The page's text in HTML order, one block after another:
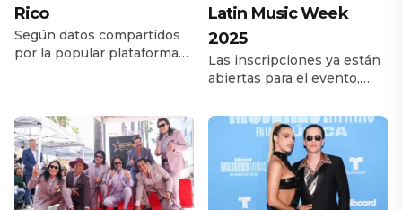
Rico
Según datos compartidos
por la popular plataforma
Ha pasado casi un mes
desde que Bad
Bunny inauguró su
histórica residencia No Me
Quiero Ir de Aquí en el
Latin Music Week
2025
Las inscripciones ya están
abiertas para el evento,
octubre en The Fillmore
Miami Beach.
Billboard anunció una
nueva ola de artistas
confirmados para
la Semana Billboard de la